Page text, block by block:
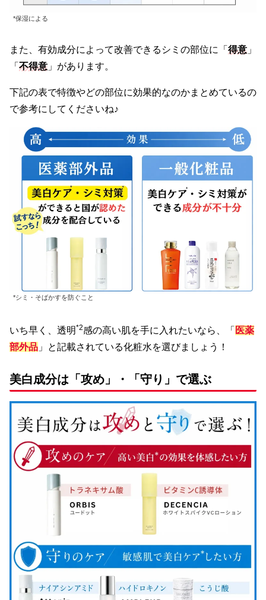
*保湿による
また、有効成分によって改善できるシミの部位に「 得意 」
「 不得意 」があります。
下記の表で特徴やどの部位に効果的なのかまとめているの
で参考にしてくださいね♪
*シミ・そばかすを防ぐこと
いち早く、透明*2感の高い肌を手に入れたいなら、「 医薬
部外品 」と記載されている化粧水を選びましょう！
美白成分は「攻め」・「守り」で選ぶ